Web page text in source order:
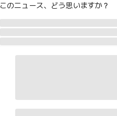
このニュース、どう思いますか？